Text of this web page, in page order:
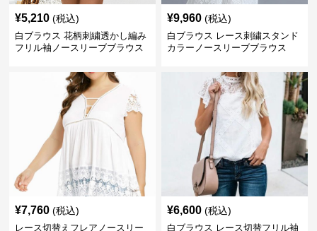
¥5,210 (税込)
白ブラウス 花柄刺繍透かし編み
フリル袖ノースリーブブラウス
¥9,960 (税込)
白ブラウス レース刺繍スタンド
カラーノースリーブブラウス
¥7,760 (税込)
レース切替えフレアノースリー
¥6,600 (税込)
白ブラウス レース切替フリル袖